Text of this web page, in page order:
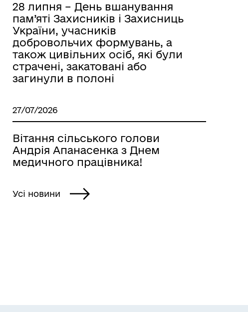
28 липня – День вшанування
пам’яті Захисників і Захисниць
України, учасників
добровольчих формувань, а
також цивільних осіб, які були
страчені, закатовані або
загинули в полоні
27/07/2026
Вітання сільського голови
Андрія Апанасенка з Днем
медичного працівника!
Усі новини